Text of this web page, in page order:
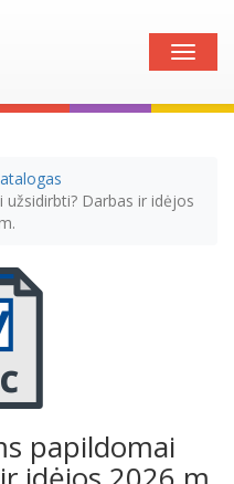
Toggle
Darbas ir idėjos
papildomai